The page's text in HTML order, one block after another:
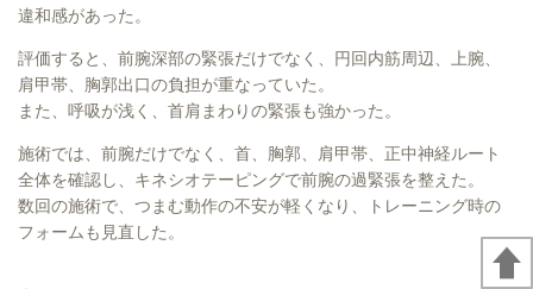
違和感があった。
評価すると、前腕深部の緊張だけでなく、円回内筋周辺、上腕、
肩甲帯、胸郭出口の負担が重なっていた。
また、呼吸が浅く、首肩まわりの緊張も強かった。
施術では、前腕だけでなく、首、胸郭、肩甲帯、正中神経ルート
全体を確認し、キネシオテーピングで前腕の過緊張を整えた。
数回の施術で、つまむ動作の不安が軽くなり、トレーニング時の
フォームも見直した。